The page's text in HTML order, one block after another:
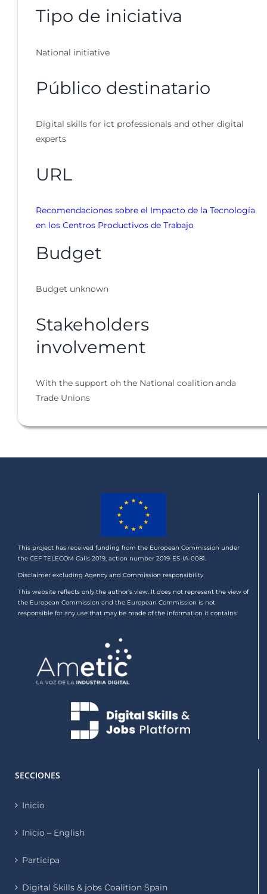
Tipo de iniciativa
National initiative
Público destinatario
Digital skills for ict professionals and other digital
experts
URL
Recomendaciones sobre el Impacto de la Tecnología
en los Centros Productivos de Trabajo
Budget
Budget unknown
Stakeholders
involvement
With the support oh the National coalition anda
Trade Unions
This project has received funding from the European Commission under
the CEF TELECOM Calls 2019, action number 2019-ES-IA-0081.
Disclaimer excluding Agency and Commission responsibility
This website reflects only the author’s view. It does not represent the view of
the European Commission and the European Commission is not
responsible for any use that may be made of the information it contains
SECCIONES
Inicio
Inicio – English
Participa
Digital Skills & jobs Coalition Spain